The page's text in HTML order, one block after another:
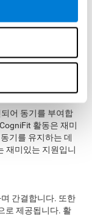
폼에 들어가 교육
을 위한 번거로운
경 과학에 익숙하
어 동기를 부여합
활동은 재미
기를 유지하는 데
재미있는 지원입니
간결합니다. 또한
로 제공됩니다. 활